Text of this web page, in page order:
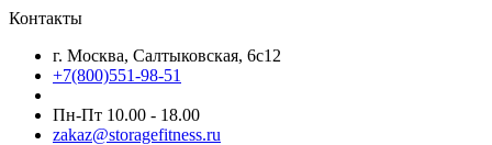
Контакты
г. Москва, Салтыковская, 6с12
+7(800)551-98-51
Пн-Пт 10.00 - 18.00
zakaz@storagefitness.ru